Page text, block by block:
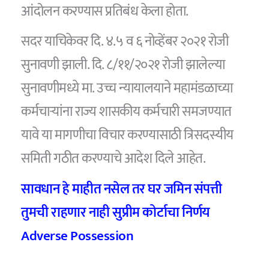
आंदोलन करण्यास प्रतिबंध केला होता.
सदर याचिकेवर दि. ४.५ व ६ नोव्हेंबर २०२१ रोजी
सुनावणी झाली. दि. ८/११/२०२१ रोजी झालेल्या
सुनावणीमध्ये मा. उच्च न्यायालयाने महामंडळाच्या
कर्मचाऱ्यांना राज्य शासकीय कर्मचारी समजण्यात
यावे या मागणीचा विचार करण्यासाठी त्रिसदस्यीय
समिती गठीत करण्याचे आदेश दिले आहेत.
सावधान हे माहीत नसेल तर घर जमिन संपत्ती
तुमची राहणार नाही सुप्रीम कोर्टाचा निर्णय
Adverse Possession